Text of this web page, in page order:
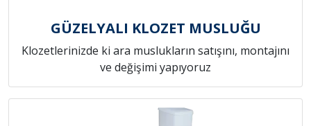
GÜZELYALI KLOZET MUSLUĞU
Klozetlerinizde ki ara muslukların satışını, montajını
ve değişimi yapıyoruz